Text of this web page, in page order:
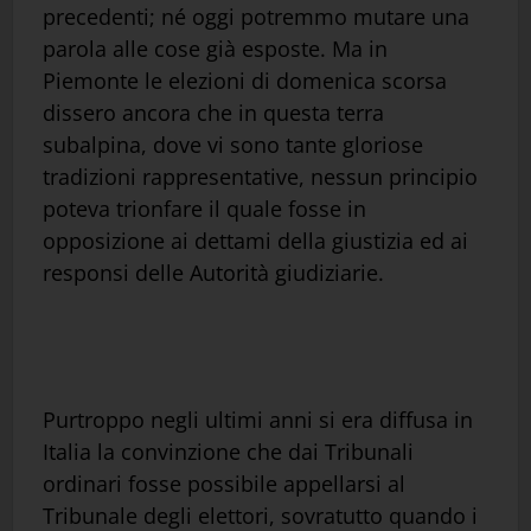
precedenti; né oggi potremmo mutare una
parola alle cose già esposte. Ma in
Piemonte le elezioni di domenica scorsa
dissero ancora che in questa terra
subalpina, dove vi sono tante gloriose
tradizioni rappresentative, nessun principio
poteva trionfare il quale fosse in
opposizione ai dettami della giustizia ed ai
responsi delle Autorità giudiziarie.
Purtroppo negli ultimi anni si era diffusa in
Italia la convinzione che dai Tribunali
ordinari fosse possibile appellarsi al
Tribunale degli elettori, sovratutto quando i